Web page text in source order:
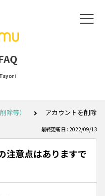
Tayori
除等） アカウントを削除
最終更新日 : 2022/09/13
注意点はありますで